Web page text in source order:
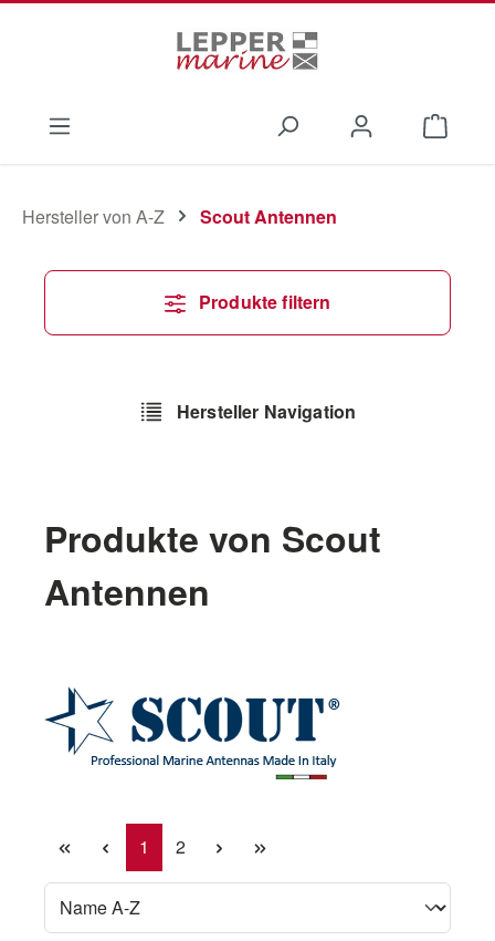
Hersteller von A-Z Scout Antennen
Produkte filtern
Hersteller Navigation
Produkte von Scout
Antennen
Seite
1 Seite
2